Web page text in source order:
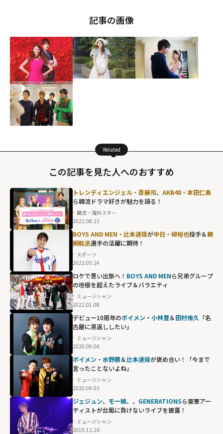
記事の画像
Related
この記事を見た人へのおすすめ
トレンディエンジェル・斎藤司、 AKB48・本田仁美
ら韓流ドラマ好きが魅力を語る！
韓流・海外スター
2022.08.23
BOYS AND MEN・辻本達規が中日・柳裕也投手＆鵜
飼航丞選手の活躍に期待！
スポーツ
2022.05.24
ロケで思い出旅へ！ BOYS AND MENら兄弟グループ
の垣根を超えたライブ＆バラエティ
ミュージシャン
2022.01.08
デビュー10周年のボイメン ・ 小林豊＆田村侑久 「名
古屋に恩返ししたい」
ミュージシャン
2020.09.04
ボイメン ・ 水野勝＆辻本達規が褒め合い！「今まで
言ったことないよね」
ミュージシャン
2020.09.03
ジェジュン、 モー娘。 、 GENERATIONSら豪華アー
ティストが台風に負けないライブを披露！
ミュージシャン
2019.12.26